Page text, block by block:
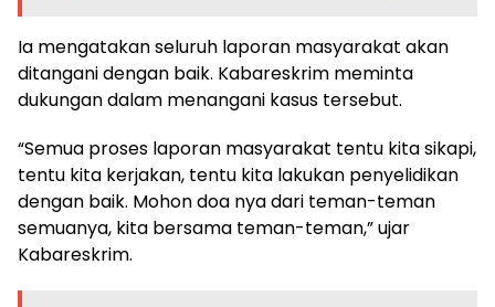
Ia mengatakan seluruh laporan masyarakat akan
ditangani dengan baik. Kabareskrim meminta
dukungan dalam menangani kasus tersebut.
“Semua proses laporan masyarakat tentu kita sikapi,
tentu kita kerjakan, tentu kita lakukan penyelidikan
dengan baik. Mohon doa nya dari teman-teman
semuanya, kita bersama teman-teman,” ujar
Kabareskrim.